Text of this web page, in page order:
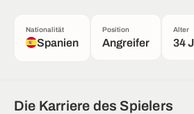
Nationalität
Spanien
Position
Angreifer
Alter
34
Die Karriere des Spielers